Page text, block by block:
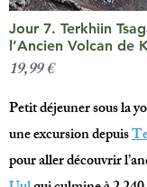
Jour 7. Terkhiin
l’Ancien Volcan de
19,99 €
Petit déjeuner sous la
une excursion depuis
pour aller découvrir